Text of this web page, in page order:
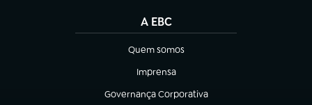
A EBC
Quem somos
(abre em nova aba)
Imprensa
(abre em nova aba)
Governança Corporativa
(abre em nova aba)